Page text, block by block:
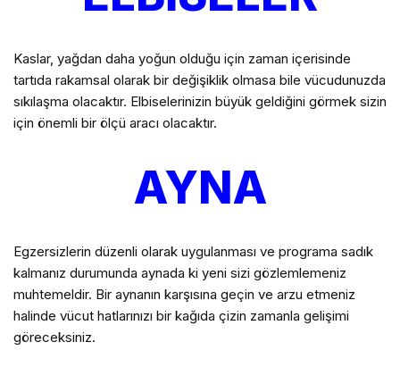
Kaslar, yağdan daha yoğun olduğu için zaman içerisinde
tartıda rakamsal olarak bir değişiklik olmasa bile vücudunuzda
sıkılaşma olacaktır. Elbiselerinizin büyük geldiğini görmek sizin
için önemli bir ölçü aracı olacaktır.
AYNA
Egzersizlerin düzenli olarak uygulanması ve programa sadık
kalmanız durumunda aynada ki yeni sizi gözlemlemeniz
muhtemeldir. Bir aynanın karşısına geçin ve arzu etmeniz
halinde vücut hatlarınızı bir kağıda çizin zamanla gelişimi
göreceksiniz.